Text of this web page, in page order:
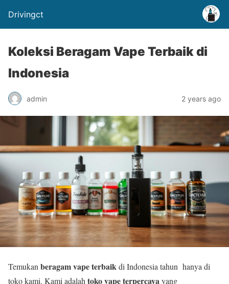
Drivingct
Koleksi Beragam Vape Terbaik di
Indonesia
admin 2 years ago
Temukan beragam vape terbaikdi Indonesia tahun hanya di
toko kami. Kami adalah toko vape terpercayayang